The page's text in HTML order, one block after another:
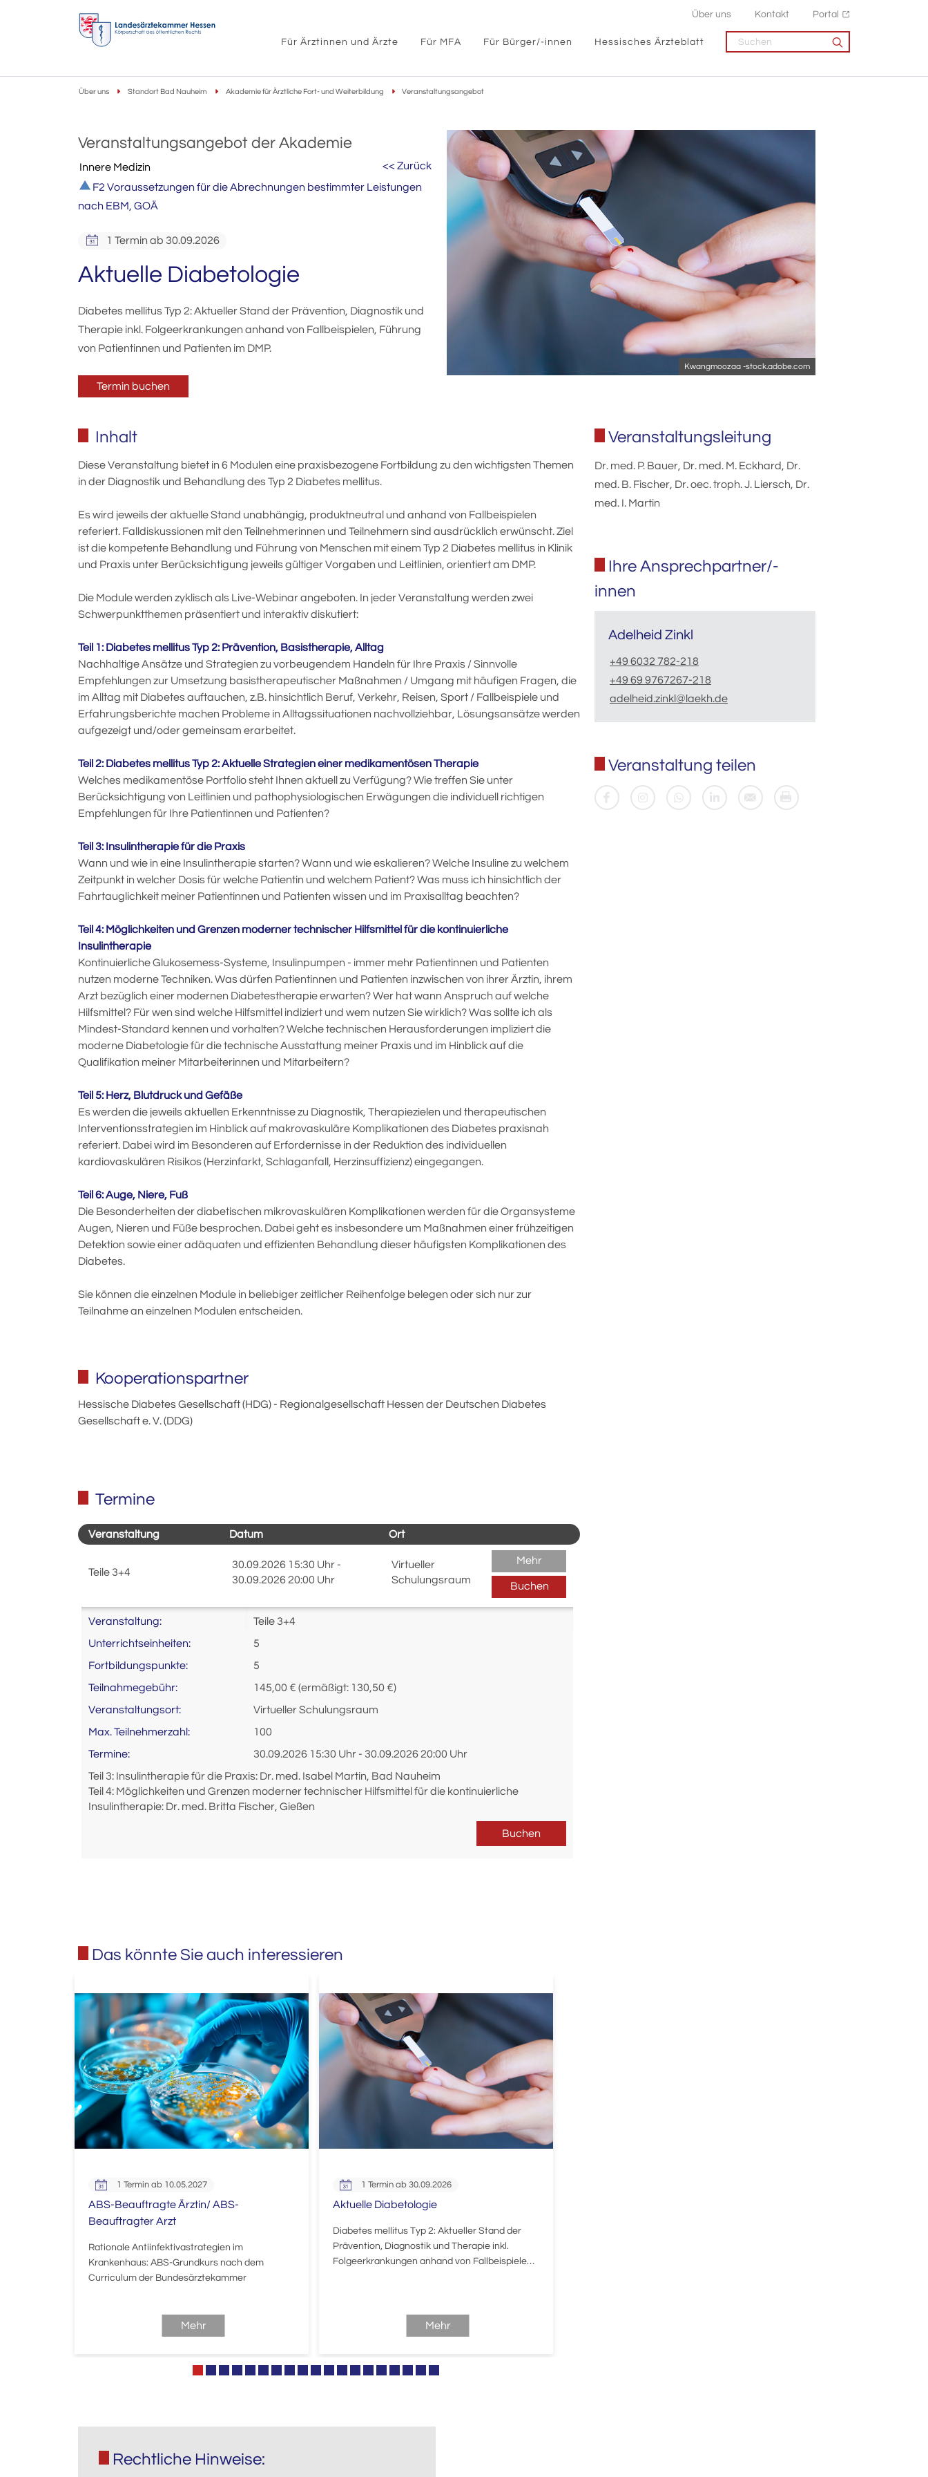
Über uns Kontakt Portal
Für Ärztinnen und Ärzte Für MFA Für Bürger/-innen Hessisches Ärzteblatt
Über uns Standort Bad Nauheim Akademie für Ärztliche Fort- und Weiterbildung Veranstaltungsangebot
Veranstaltungsangebot der Akademie
Innere Medizin
<< Zurück
F2 Voraussetzungen für die Abrechnungen bestimmter Leistungen
nach EBM, GOÄ
1 Termin ab 30.09.2026
Aktuelle Diabetologie
Diabetes mellitus Typ 2: Aktueller Stand der Prävention, Diagnostik und
Therapie inkl. Folgeerkrankungen anhand von Fallbeispielen, Führung
von Patientinnen und Patienten im DMP.
Termin buchen
Kwangmoozaa -stock.adobe.com
Inhalt
Diese Veranstaltung bietet in 6 Modulen eine praxisbezogene Fortbildung zu den wichtigsten Themen
in der Diagnostik und Behandlung des Typ 2 Diabetes mellitus.
Es wird jeweils der aktuelle Stand unabhängig, produktneutral und anhand von Fallbeispielen
referiert. Falldiskussionen mit den Teilnehmerinnen und Teilnehmern sind ausdrücklich erwünscht. Ziel
ist die kompetente Behandlung und Führung von Menschen mit einem Typ 2 Diabetes mellitus in Klinik
und Praxis unter Berücksichtigung jeweils gültiger Vorgaben und Leitlinien, orientiert am DMP.
Die Module werden zyklisch als Live-Webinar angeboten. In jeder Veranstaltung werden zwei
Schwerpunktthemen präsentiert und interaktiv diskutiert:
Teil 1: Diabetes mellitus Typ 2: Prävention, Basistherapie, Alltag
Nachhaltige Ansätze und Strategien zu vorbeugendem Handeln für Ihre Praxis / Sinnvolle
Empfehlungen zur Umsetzung basistherapeutischer Maßnahmen / Umgang mit häufigen Fragen, die
im Alltag mit Diabetes auftauchen, z.B. hinsichtlich Beruf, Verkehr, Reisen, Sport / Fallbeispiele und
Erfahrungsberichte machen Probleme in Alltagssituationen nachvollziehbar, Lösungsansätze werden
aufgezeigt und/oder gemeinsam erarbeitet.
Teil 2: Diabetes mellitus Typ 2: Aktuelle Strategien einer medikamentösen Therapie
Welches medikamentöse Portfolio steht Ihnen aktuell zu Verfügung? Wie treffen Sie unter
Berücksichtigung von Leitlinien und pathophysiologischen Erwägungen die individuell richtigen
Empfehlungen für Ihre Patientinnen und Patienten?
Teil 3: Insulintherapie für die Praxis
Wann und wie in eine Insulintherapie starten? Wann und wie eskalieren? Welche Insuline zu welchem
Zeitpunkt in welcher Dosis für welche Patientin und welchem Patient? Was muss ich hinsichtlich der
Fahrtauglichkeit meiner Patientinnen und Patienten wissen und im Praxisalltag beachten?
Teil 4: Möglichkeiten und Grenzen moderner technischer Hilfsmittel für die kontinuierliche
Insulintherapie
Kontinuierliche Glukosemess-Systeme, Insulinpumpen - immer mehr Patientinnen und Patienten
nutzen moderne Techniken. Was dürfen Patientinnen und Patienten inzwischen von ihrer Ärztin, ihrem
Arzt bezüglich einer modernen Diabetestherapie erwarten? Wer hat wann Anspruch auf welche
Hilfsmittel? Für wen sind welche Hilfsmittel indiziert und wem nutzen Sie wirklich? Was sollte ich als
Mindest-Standard kennen und vorhalten? Welche technischen Herausforderungen impliziert die
moderne Diabetologie für die technische Ausstattung meiner Praxis und im Hinblick auf die
Qualifikation meiner Mitarbeiterinnen und Mitarbeitern?
Teil 5: Herz, Blutdruck und Gefäße
Es werden die jeweils aktuellen Erkenntnisse zu Diagnostik, Therapiezielen und therapeutischen
Interventionsstrategien im Hinblick auf makrovaskuläre Komplikationen des Diabetes praxisnah
referiert. Dabei wird im Besonderen auf Erfordernisse in der Reduktion des individuellen
kardiovaskulären Risikos (Herzinfarkt, Schlaganfall, Herzinsuffizienz) eingegangen.
Teil 6: Auge, Niere, Fuß
Die Besonderheiten der diabetischen mikrovaskulären Komplikationen werden für die Organsysteme
Augen, Nieren und Füße besprochen. Dabei geht es insbesondere um Maßnahmen einer frühzeitigen
Detektion sowie einer adäquaten und effizienten Behandlung dieser häufigsten Komplikationen des
Diabetes.
Sie können die einzelnen Module in beliebiger zeitlicher Reihenfolge belegen oder sich nur zur
Teilnahme an einzelnen Modulen entscheiden.
Kooperationspartner
Hessische Diabetes Gesellschaft (HDG) - Regionalgesellschaft Hessen der Deutschen Diabetes
Gesellschaft e. V. (DDG)
Termine
Veranstaltung Datum Ort
Teile 3+4
30.09.2026 15:30 Uhr -
30.09.2026 20:00 Uhr
Virtueller
Schulungsraum
Mehr
Buchen
Veranstaltung:
Teile 3+4
Unterrichtseinheiten:
5
Fortbildungspunkte:
5
Teilnahmegebühr:
145,00 € (ermäßigt: 130,50 €)
Veranstaltungsort:
Virtueller Schulungsraum
Max. Teilnehmerzahl:
100
Termine:
30.09.2026 15:30 Uhr - 30.09.2026 20:00 Uhr
Teil 3: Insulintherapie für die Praxis: Dr. med. Isabel Martin, Bad Nauheim
Teil 4: Möglichkeiten und Grenzen moderner technischer Hilfsmittel für die kontinuierliche
Insulintherapie: Dr. med. Britta Fischer, Gießen
Buchen
Das könnte Sie auch interessieren
1 Termin ab 10.05.2027
ABS-Beauftragte Ärztin/ ABS-
Beauftragter Arzt
Rationale Antiinfektivastrategien im
Krankenhaus: ABS-Grundkurs nach dem
Curriculum der Bundesärztekammer
Mehr
1 Termin ab 30.09.2026
Aktuelle Diabetologie
Diabetes mellitus Typ 2: Aktueller Stand der
Prävention, Diagnostik und Therapie inkl.
Folgeerkrankungen anhand von Fallbeispielen,
Mehr
Veranstaltungsleitung
Dr. med. P. Bauer, Dr. med. M. Eckhard, Dr.
med. B. Fischer, Dr. oec. troph. J. Liersch, Dr.
med. I. Martin
Ihre Ansprechpartner/-
innen
Adelheid Zinkl
+49 6032 782-218
+49 69 9767267-218
adelheid.zinkl@laekh.de
Veranstaltung teilen
Rechtliche Hinweise: